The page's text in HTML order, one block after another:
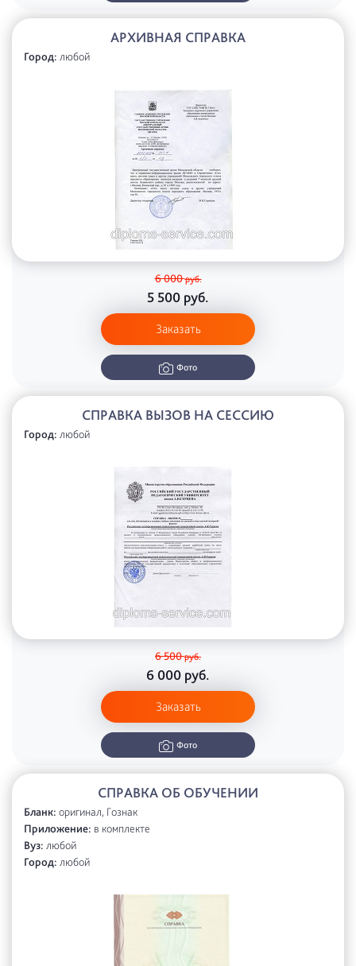
АРХИВНАЯ СПРАВКА
Город: любой
6 000руб.
5 500 руб.
Заказать
Фото
СПРАВКА ВЫЗОВ НА СЕССИЮ
Город: любой
6 500руб.
6 000 руб.
Заказать
Фото
СПРАВКА ОБ ОБУЧЕНИИ
Бланк: оригинал, Гознак
Приложение: в комплекте
Вуз: любой
Город: любой